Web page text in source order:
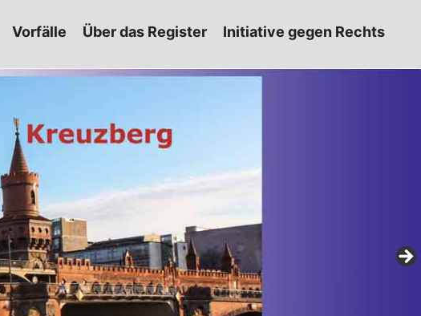
Vorfälle Über das Register Initiative gegen Rechts